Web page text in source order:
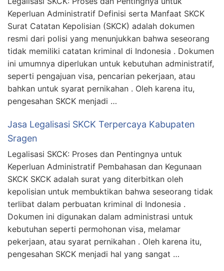
Keperluan Administratif Definisi serta Manfaat SKCK
Surat Catatan Kepolisian (SKCK) adalah dokumen
resmi dari polisi yang menunjukkan bahwa seseorang
tidak memiliki catatan kriminal di Indonesia . Dokumen
ini umumnya diperlukan untuk kebutuhan administratif,
seperti pengajuan visa, pencarian pekerjaan, atau
bahkan untuk syarat pernikahan . Oleh karena itu,
pengesahan SKCK menjadi …
Jasa Legalisasi SKCK Terpercaya Kabupaten
Sragen
Legalisasi SKCK: Proses dan Pentingnya untuk
Keperluan Administratif Pembahasan dan Kegunaan
SKCK SKCK adalah surat yang diterbitkan oleh
kepolisian untuk membuktikan bahwa seseorang tidak
terlibat dalam perbuatan kriminal di Indonesia .
Dokumen ini digunakan dalam administrasi untuk
kebutuhan seperti permohonan visa, melamar
pekerjaan, atau syarat pernikahan . Oleh karena itu,
pengesahan SKCK menjadi hal yang sangat …